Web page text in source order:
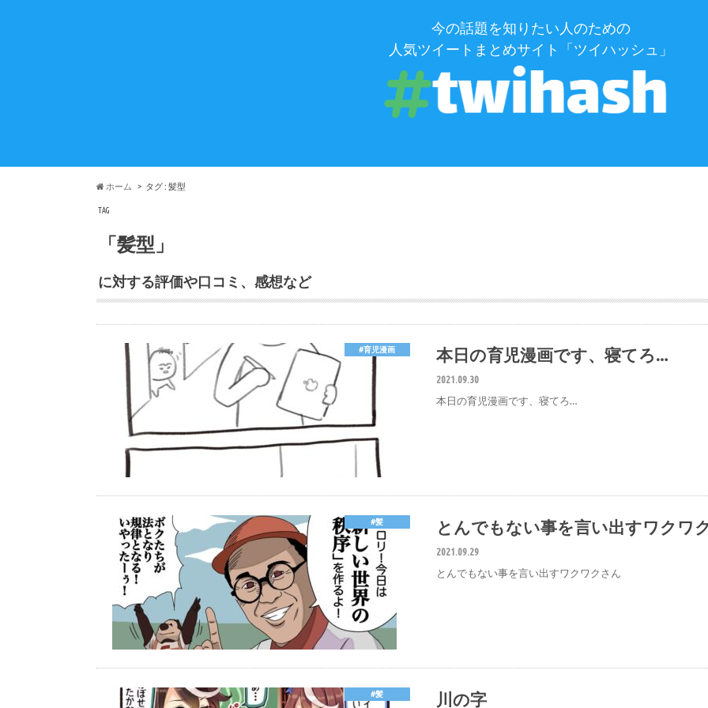
今の話題を知りたい人のための
人気ツイートまとめサイト「ツイハッシュ」
ホーム タグ : 髪型
TAG
「髪型」
に対する評価や口コミ、感想など
#育児漫画 本日の育児漫画です、寝てろ…
2021.09.30
本日の育児漫画です、寝てろ…
#髪 とんでもない事を言い出すワクワ
2021.09.29
とんでもない事を言い出すワクワクさん
#髪 川の字